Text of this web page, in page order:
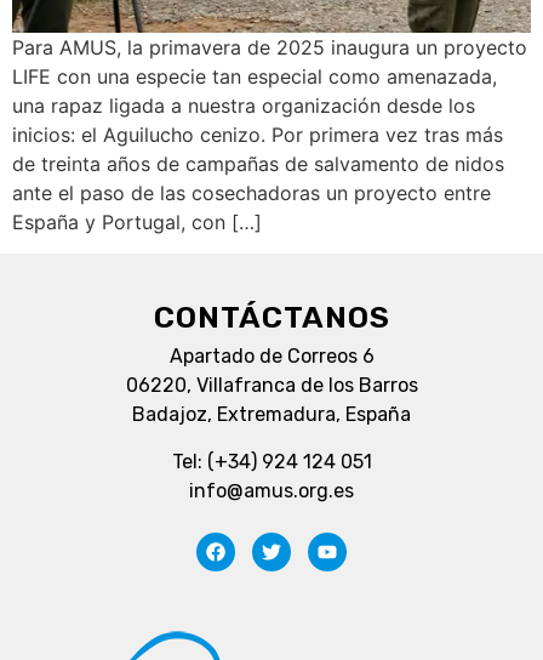
Para AMUS, la primavera de 2025 inaugura un proyecto
LIFE con una especie tan especial como amenazada,
una rapaz ligada a nuestra organización desde los
inicios: el Aguilucho cenizo. Por primera vez tras más
de treinta años de campañas de salvamento de nidos
ante el paso de las cosechadoras un proyecto entre
España y Portugal, con […]
CONTÁCTANOS
Apartado de Correos 6
06220, Villafranca de los Barros
Badajoz, Extremadura, España
Tel: (+34) 924 124 051
info@amus.org.es